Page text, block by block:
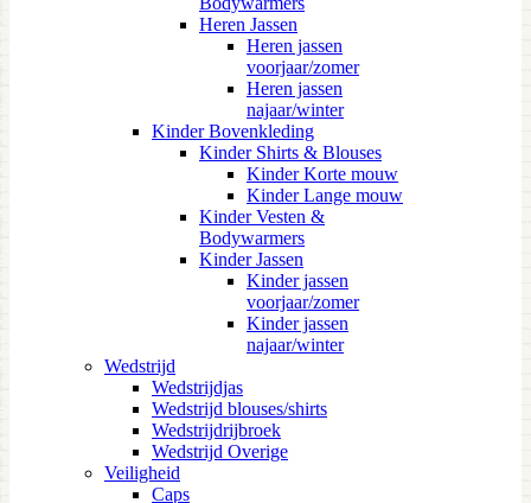
Heren Jassen
Heren jassen
voorjaar/zomer
Heren jassen
najaar/winter
Kinder Bovenkleding
Kinder Shirts & Blouses
Kinder Korte mouw
Kinder Lange mouw
Kinder Vesten &
Bodywarmers
Kinder Jassen
Kinder jassen
voorjaar/zomer
Kinder jassen
najaar/winter
Wedstrijd
Wedstrijdjas
Wedstrijd blouses/shirts
Wedstrijdrijbroek
Wedstrijd Overige
Veiligheid
Caps